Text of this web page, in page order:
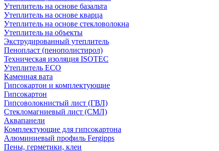
Утеплитель на основе базальта
Утеплитель на основе кварца
Утеплитель на основе стекловолокна
Утеплитель на объекты
Экструдированный утеплитель
Пенопласт (пенополистирол)
Техническая изоляция ISOTEC
Утеплитель ECO
Каменная вата
Гипсокартон и комплектующие
Гипсокартон
Гипсоволокнистый лист (ГВЛ)
Стекломагниевый лист (СМЛ)
Аквапанели
Комплектующие для гипсокартона
Алюминиевый профиль Fergipps
Пены, герметики, клеи